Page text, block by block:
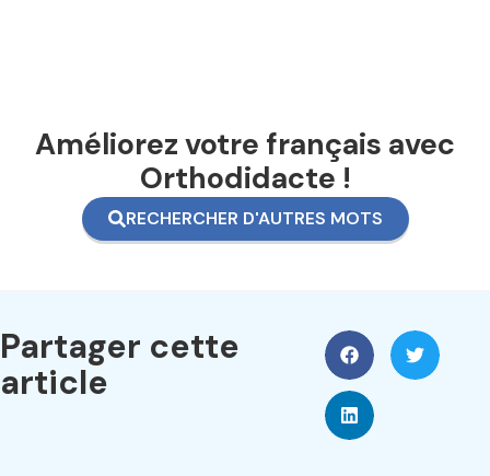
Améliorez votre français avec
Orthodidacte !
RECHERCHER D'AUTRES MOTS
Partager cette
article